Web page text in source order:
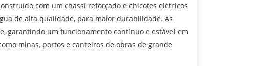
com um chassi reforçado e chicotes elétricos
de alta qualidade, para maior durabilidade. As
garantindo um funcionamento contínuo e estável em
minas, portos e canteiros de obras de grande